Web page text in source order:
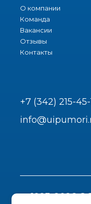
О компании
Команда
Вакансии
Отзывы
Контакты
+7 (342) 215-45-
1993-2026